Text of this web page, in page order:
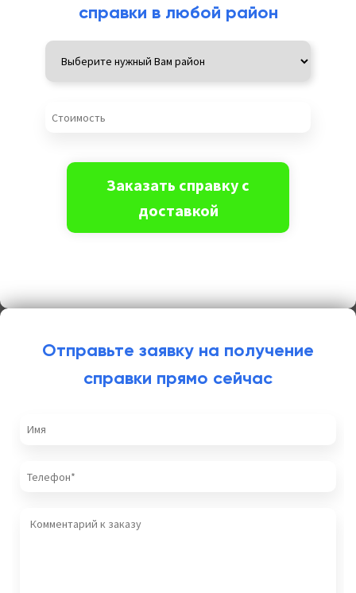
справки в любой район
Отправьте заявку на получение
справки прямо сейчас